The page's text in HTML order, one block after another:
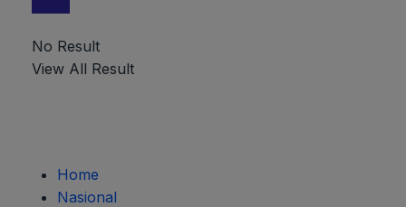
No Result
View All Result
Home
Nasional